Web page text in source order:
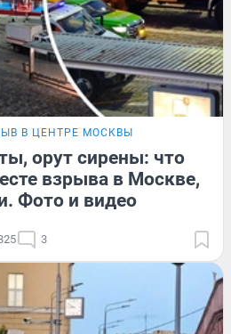
В ЦЕНТРЕ МОСКВЫ
орут сирены: что
взрыва в Москве,
Фото и видео
3